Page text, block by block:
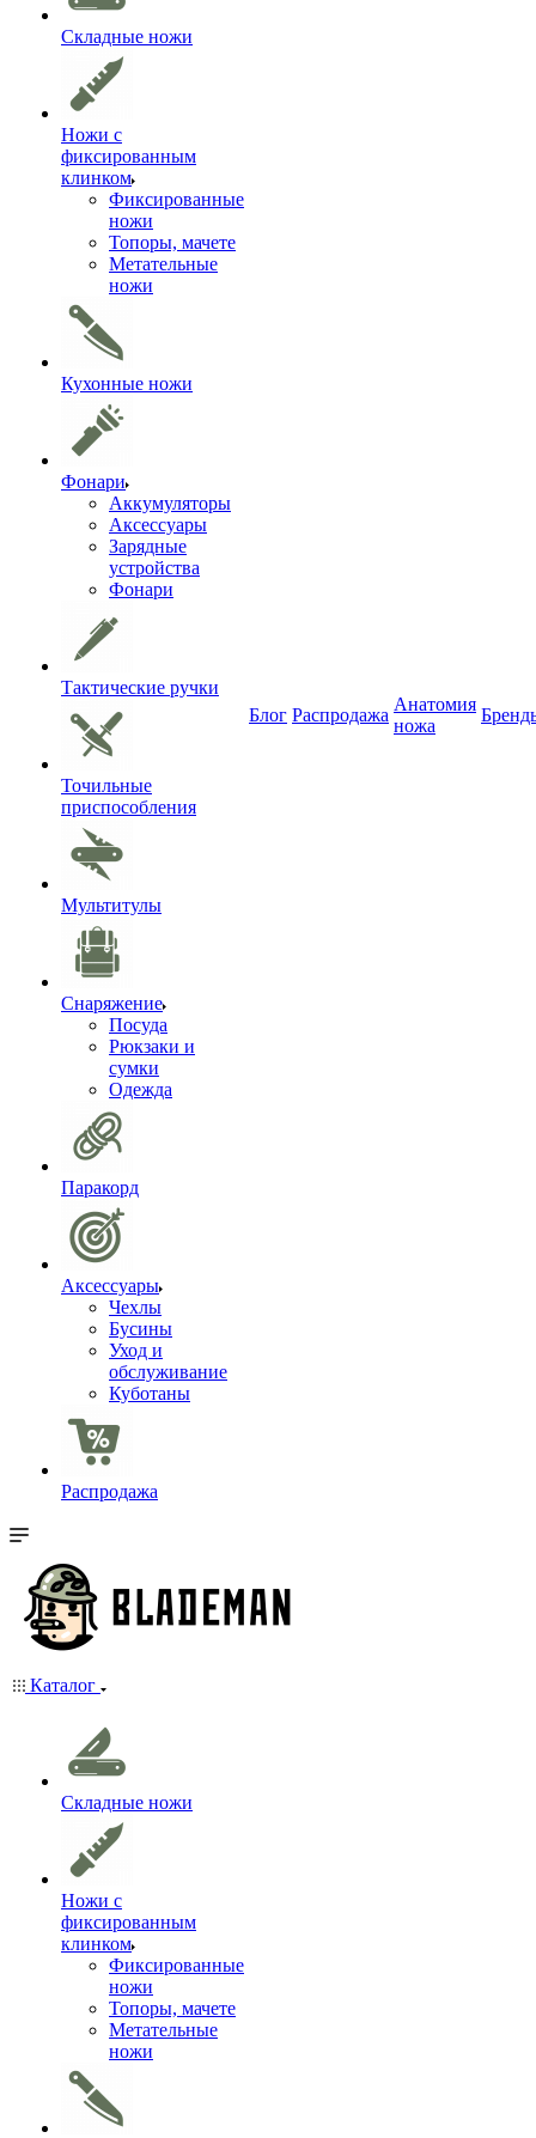
Складные ножи
Ножи с
фиксированным
клинком
Фиксированные
ножи
Топоры, мачете
Метательные
ножи
Кухонные ножи
Фонари
Аккумуляторы
Аксессуары
Зарядные
устройства
Фонари
Тактические ручки
Точильные
приспособления
Мультитулы
Снаряжение
Посуда
Рюкзаки и
сумки
Одежда
Паракорд
Аксессуары
Чехлы
Бусины
Уход и
обслуживание
Куботаны
Распродажа
Блог Распродажа
Анатомия
ножа
Каталог
Складные ножи
Ножи с
фиксированным
клинком
Фиксированные
ножи
Топоры, мачете
Метательные
ножи